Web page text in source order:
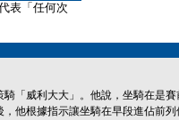
表「任何次
「威利大大」。他說，坐騎在是
他根據指示讓坐騎在早段進佔前列